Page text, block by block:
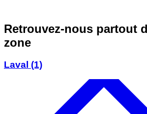
Retrouvez-nous partout
zone
Laval (1)